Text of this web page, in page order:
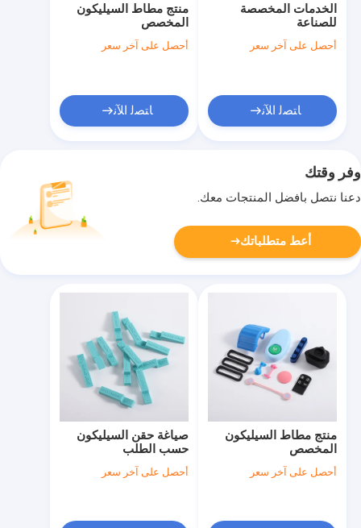
منتج مطاط السيليكون
المخصص
أحصل على آخر سعر
ﺎﺘﺼﻟ ﺍﻶﻧ
الخدمات المخصصة
للصناعة
أحصل على آخر سعر
ﺎﺘﺼﻟ ﺍﻶﻧ
وفر وقتك
دعنا نتصل بأفضل المنتجات معك.
أعط متطلباتك
صياغة حقن السيليكون
حسب الطلب
أحصل على آخر سعر
منتج مطاط السيليكون
المخصص
أحصل على آخر سعر